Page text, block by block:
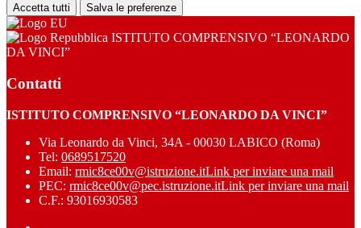
Accetta tutti Salva le preferenze
ISTITUTO COMPRENSIVO “LEONARDO
DA VINCI”
Contatti
ISTITUTO COMPRENSIVO “LEONARDO DA VINCI”
Via Leonardo da Vinci, 34A - 00030 LABICO (Roma)
Tel: 0689517520
Email: rmic8ce00v@istruzione.itLink per inviare una mail
PEC: rmic8ce00v@pec.istruzione.itLink per inviare una mail
C.F.: 93016930583